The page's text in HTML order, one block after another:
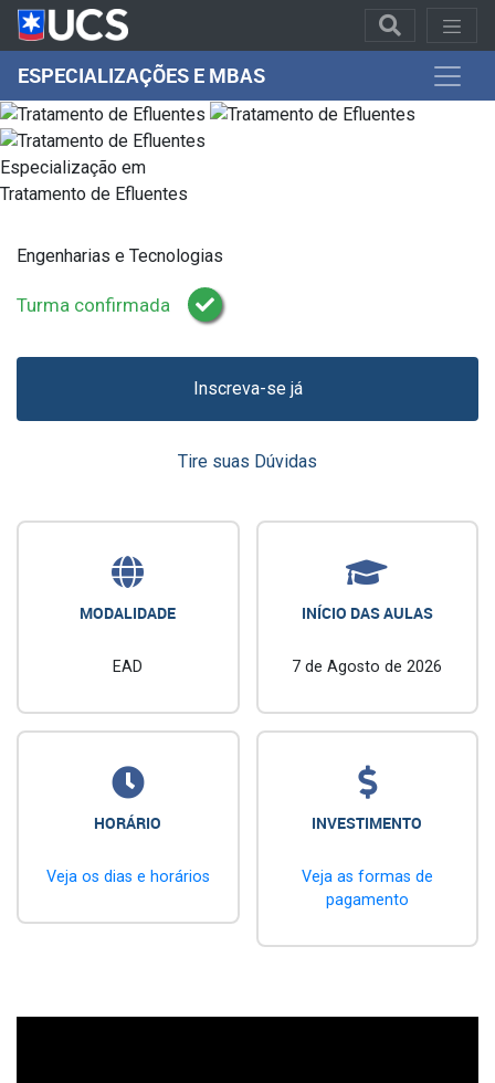
ESPECIALIZAÇÕES E MBAS
Especialização em
Tratamento de Efluentes
Engenharias e Tecnologias
Turma confirmada
Inscreva-se já
Tire suas Dúvidas
MODALIDADE
EAD
INÍCIO DAS AULAS
7 de Agosto de 2026
HORÁRIO
Veja os dias e horários
INVESTIMENTO
Veja as formas de
pagamento